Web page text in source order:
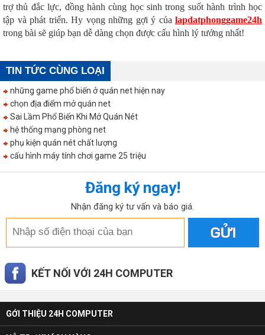
trợ thủ đắc lực, đồng hành cùng học sinh trong suốt hành trình học
tập và phát triển. Hy vọng những gợi ý của lapdatphonggame24h
trong bài sẽ giúp bạn dễ dàng chọn được cấu hình lý tưởng nhất!
TIN TỨC CÙNG LOẠI
những game phổ biến ở quán net hiện nay
chọn địa điểm mở quán net
Sai Lầm Phổ Biến Khi Mở Quán Nét
hệ thống mạng phòng net
phụ kiện quán nét chất lượng
cấu hình máy tính chơi game 25 triệu
Đăng ký ngay!
Nhận đăng ký tư vấn và báo giá.
KẾT NỐI VỚI 24H COMPUTER
GỚI THIỆU 24H COMPUTER